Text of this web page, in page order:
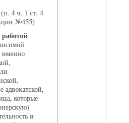
(п. 4 ч. 1 ст. 4
№455)
именно
адвокатской,
которые
и